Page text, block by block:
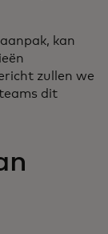
kan
zullen we
dit